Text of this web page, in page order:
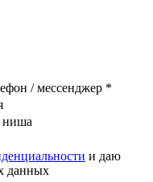
/ мессенджер *
ниша
и даю
данных